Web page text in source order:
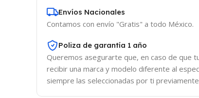
Envíos Nacionales
Contamos con envío "Gratis" a todo México.
Poliza de garantía 1 año
Queremos asegurarte que, en caso de que
recibir una marca y modelo diferente al
siempre las seleccionadas por ti